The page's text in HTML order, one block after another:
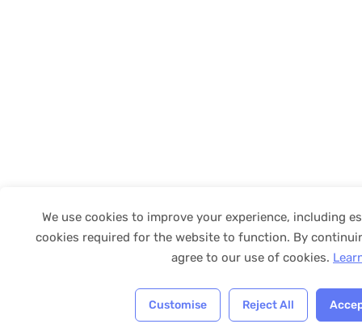
We use cookies to improve your experience, including
cookies required for the website to function. By
agree to our use of cookies.
Customise Reject All